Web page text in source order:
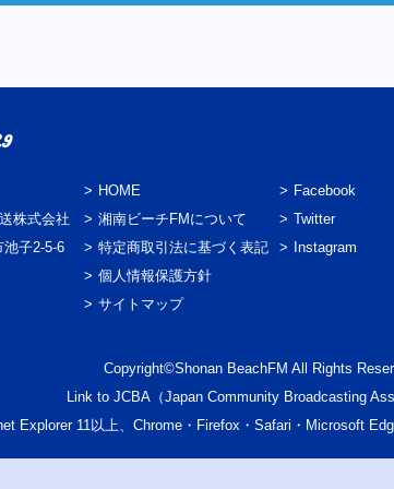
株式会社
池子2-5-6
HOME
湘南ビーチFMについて
特定商取引法に基づく表記
個人情報保護方針
サイトマップ
Facebook
Twitter
Instagram
Copyright©Shonan BeachFM All Rights
Link to JCBA（Japan Community Broadcasting
Explorer 11以上、Chrome・Firefox・Safari・Microsoft